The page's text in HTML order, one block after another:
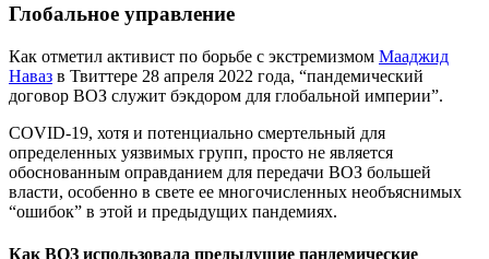
Глобальное управление
Как отметил активист по борьбе с экстремизмом Мааджид
Наваз в Твиттере 28 апреля 2022 года, “пандемический
договор ВОЗ служит бэкдором для глобальной империи”.
COVID-19, хотя и потенциально смертельный для
определенных уязвимых групп, просто не является
обоснованным оправданием для передачи ВОЗ большей
власти, особенно в свете ее многочисленных необъяснимых
“ошибок” в этой и предыдущих пандемиях.
Как ВОЗ использовала предыдущие пандемические